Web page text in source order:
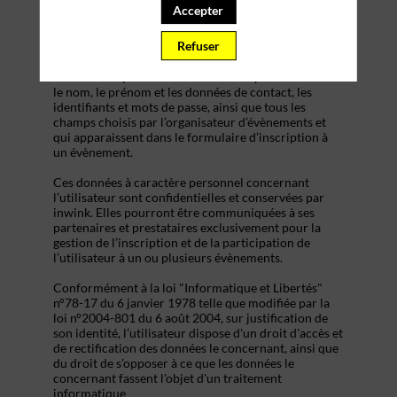
évènement, et de consulter les informations relatives
à l’organisation pratique et logistique d’un
le nom, le prénom et les données de contact, les
identifiants et mots de passe, ainsi que tous les
champs choisis par l’organisateur d’évènements et
qui apparaissent dans le formulaire d’inscription à
un évènement.
Ces données à caractère personnel concernant
l’utilisateur sont confidentielles et conservées par
inwink. Elles pourront être communiquées à ses
partenaires et prestataires exclusivement pour la
gestion de l’inscription et de la participation de
l’utilisateur à un ou plusieurs évènements.
Conformément à la loi "Informatique et Libertés"
n°78-17 du 6 janvier 1978 telle que modifiée par la
loi n°2004-801 du 6 août 2004, sur justification de
son identité, l’utilisateur dispose d'un droit d'accès et
de rectification des données le concernant, ainsi que
du droit de s’opposer à ce que les données le
concernant fassent l'objet d'un traitement
informatique
Accepter
Refuser